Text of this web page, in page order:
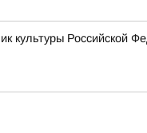
культуры Российской